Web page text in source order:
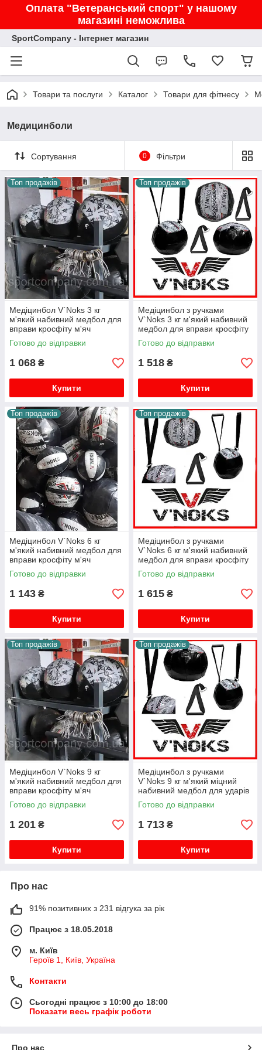
Оплата "Ветеранський спорт" у нашому
магазині неможлива
SportCompany - Інтернет магазин
Товари та послуги Каталог Товари для фітнесу
Медицинболи
Сортування 0 Фільтри
Топ продажів
Медіцинбол V`Noks 3 кг
м'який набивний медбол для
вправи кросфіту м'яч
медичний обважнений
Готово до відправки
1 068 ₴
Купити
Топ продажів
Медіцинбол з ручками
V`Noks 3 кг м'який набивний
медбол для вправи кросфіту
м'яч медичний обважнений.
Готово до відправки
1 518 ₴
Купити
Топ продажів
Медіцинбол V`Noks 6 кг
м'який набивний медбол для
вправи кросфіту м'яч
медичний обважнений
Готово до відправки
1 143 ₴
Купити
Топ продажів
Медіцинбол з ручками
V`Noks 6 кг м'який набивний
медбол для вправи кросфіту
м'яч медичний обважнений.
Готово до відправки
1 615 ₴
Купити
Топ продажів
Медіцинбол V`Noks 9 кг
м'який набивний медбол для
вправи кросфіту м'яч
медичний обважнений
Готово до відправки
1 201 ₴
Купити
Топ продажів
Медіцинбол з ручками
V`Noks 9 кг м'який міцний
набивний медбол для ударів
кидків зміцнення всіх частин
тіла
Готово до відправки
1 713 ₴
Купити
Про нас
91% позитивних з 231 відгука за рік
Працює з 18.05.2018
м. Київ
Героїв 1, Київ, Україна
Контакти
Сьогодні працює з 10:00 до 18:00
Показати весь графік роботи
Про нас